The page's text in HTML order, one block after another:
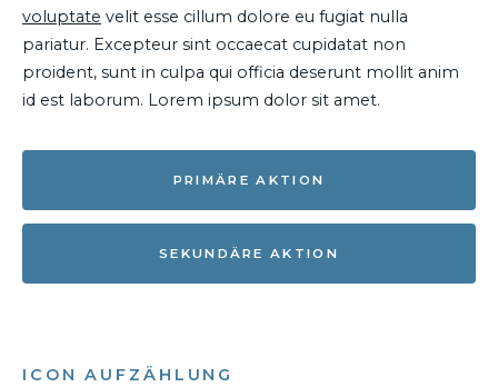
voluptate velit esse cillum dolore eu fugiat nulla
pariatur. Excepteur sint occaecat cupidatat non
proident, sunt in culpa qui officia deserunt mollit anim
id est laborum. Lorem ipsum dolor sit amet.
PRIMÄRE AKTION
SEKUNDÄRE AKTION
ICON AUFZÄHLUNG